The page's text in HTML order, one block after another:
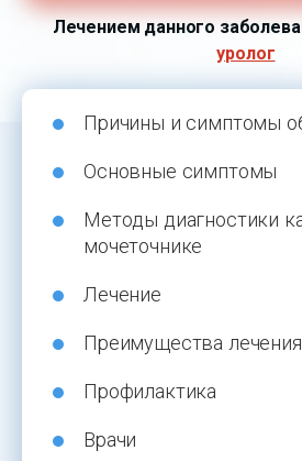
Лечением данного
уролог
Причины и симптомы
Основные симптомы
Методы диагностики
мочеточнике
Лечение
Преимущества
Профилактика
Врачи